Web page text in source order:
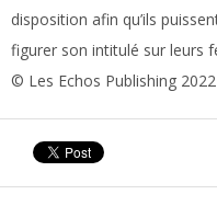
disposition afin qu’ils
figurer son intitulé sur leurs
© Les Echos Publishing 2022